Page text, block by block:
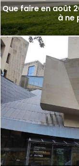
Que faire en août
à ne